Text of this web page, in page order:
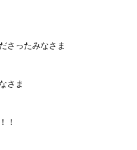
さったみなさま
さま
！